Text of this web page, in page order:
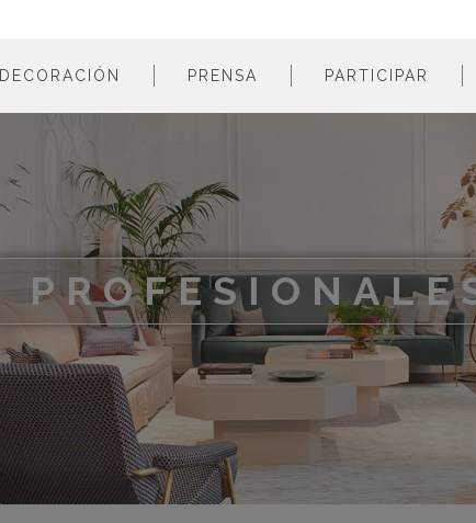
DECORACIÓN
colores
estilos
materiales
PRENSA PARTICIPAR